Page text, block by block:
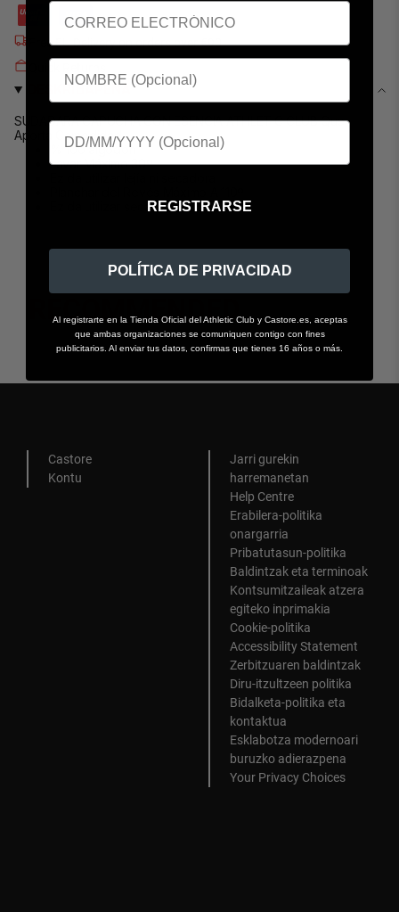
Free EU Delivery on orders over €90
DESKRIBAPENA
SUDADARA CAPUCHA CON ESENCIA ATHLETIC CLUB Que
Aporta Comodidad.
% 100 algodón
Lavar Máximo 30º
Ez da utilizar secadora
RECOMMENDED
Castore
Kontu
Jarri gurekin
harremanetan
Help Centre
Erabilera-politika
onargarria
Pribatutasun-politika
Baldintzak eta terminoak
Kontsumitzaileak atzera
egiteko inprimakia
Cookie-politika
Accessibility Statement
Zerbitzuaren baldintzak
Diru-itzultzeen politika
Bidalketa-politika eta
kontaktua
Esklabotza modernoari
buruzko adierazpena
Your Privacy Choices
REGISTRARSE
POLÍTICA DE PRIVACIDAD
Al registrarte en la Tienda Oficial del Athletic Club y Castore.es, aceptas
que ambas organizaciones se comuniquen contigo con fines
publicitarios. Al enviar tus datos, confirmas que tienes 16 años o más.